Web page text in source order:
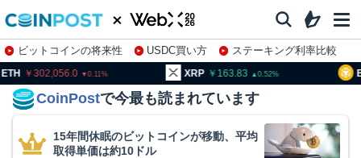
ビットコインの将来性 USDC買い方
ステーキング利率比較
株特集・関連銘柄
0.11 163.83 0.52 BNB
CoinPostで今最も読まれています
15年間休眠のビットコインが移動、平均
取得単価は約10ドル